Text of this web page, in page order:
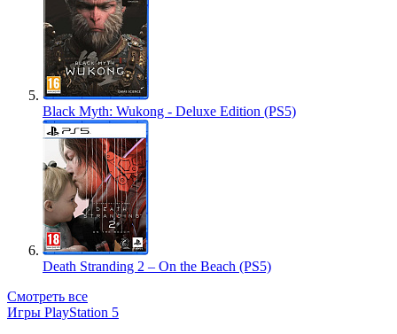
Black Myth: Wukong - Deluxe Edition (PS5)
Death Stranding 2 – On the Beach (PS5)
Смотреть все
Игры PlayStation 5